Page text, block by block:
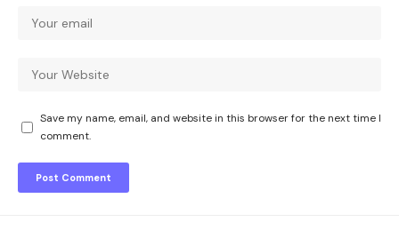
Save my name, email, and website in this browser for the next time I
comment.